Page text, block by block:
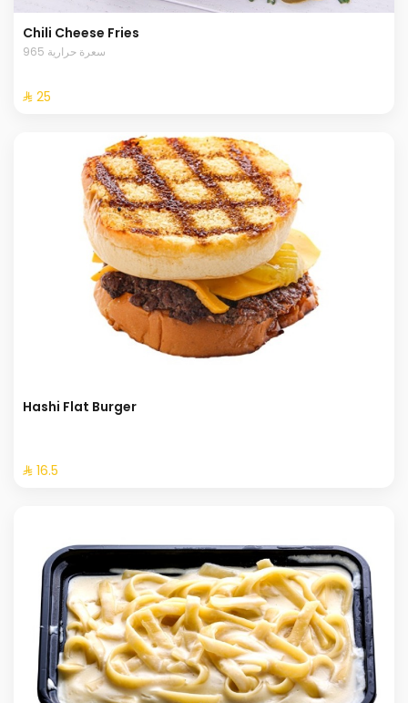
Chili Cheese Fries
965 سعرة حرارية
⁨⁦‪‬ 25⁩
Hashi Flat Burger
⁨⁦‪‬ 16.5⁩